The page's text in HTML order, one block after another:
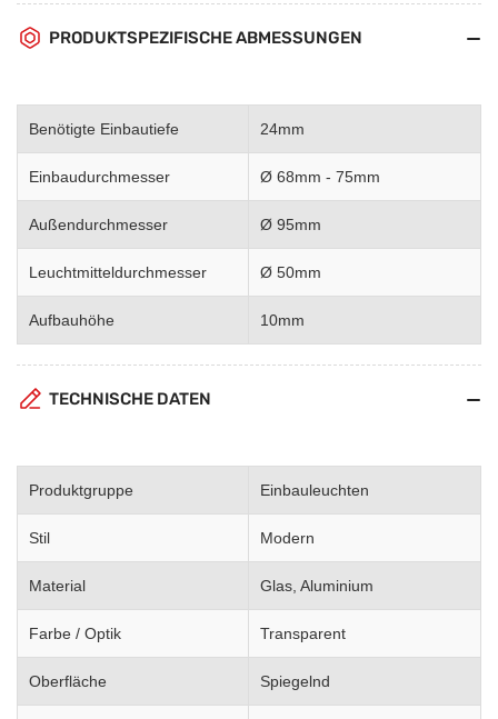
PRODUKTSPEZIFISCHE ABMESSUNGEN
Benötigte Einbautiefe 24mm
Einbaudurchmesser Ø 68mm - 75mm
Außendurchmesser Ø 95mm
Leuchtmitteldurchmesser Ø 50mm
Aufbauhöhe 10mm
TECHNISCHE DATEN
Produktgruppe Einbauleuchten
Stil Modern
Material Glas, Aluminium
Farbe / Optik Transparent
Oberfläche Spiegelnd